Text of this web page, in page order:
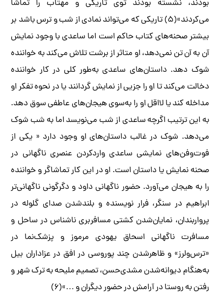
بودند، نشسته بودند توی تاریکی و مهتاب را تماشا
می‌کردند»(۵) تاریکی که می‌تواند نمادی از شب و ترس باشد بر
بیشتر صحنه‌های کتاب حاکم است اما ساعدی با وجود نمایش
آن به آن تن نمی‌دهد، او متاثر از برشت تلاش می‌کند به خواننده
شوک دهد. داستان‌های ساعدی به‌طور کلی در کار خواننده
دخالت می‌کند تا او را جزیی از نمایش گردانند یا در نحوه تفکر او
مداخله کند یا لااقل او را به‌سوی هیجان‌های عاطفی سوق دهد.
به این ترتیب اگرچه ساعدی از شب می‌نویسد اما به شب شوک
می‌دهد. شوک در غالب داستان‌های او وجود دارد « یکی از
فوت‌وفن‌های نمایشی ساعدی واردکردن عنصری ناگهانی در
صحنه نمایش یا داستان است. او در این کار تماشاگر و خواننده
را به هیجان می‌آورد. حضور ناگهانی داود و دگرگونی ناگهانی‌تر
ابراهیم در سنگر، فرار نویسنده و بلندشدن صدای گلوله در
پرواربندان، نمایان‌شدن کشتی مسافربری ناشناس در ساحل و
مسافرت ناگهانی اسحاق یهودی مرموز و پزشک‌نما در
«ترس‌ولرز» و ظاهرشدن چند پوروسی در افق در عزاداران بیل
به‌هنگام دیوانه‌شدن مشدی‌حسن،‌ تصمیم ملیحه به ترک شهر و
رفتن به روستا در آرامش در حضور دیگران و …»(۶)